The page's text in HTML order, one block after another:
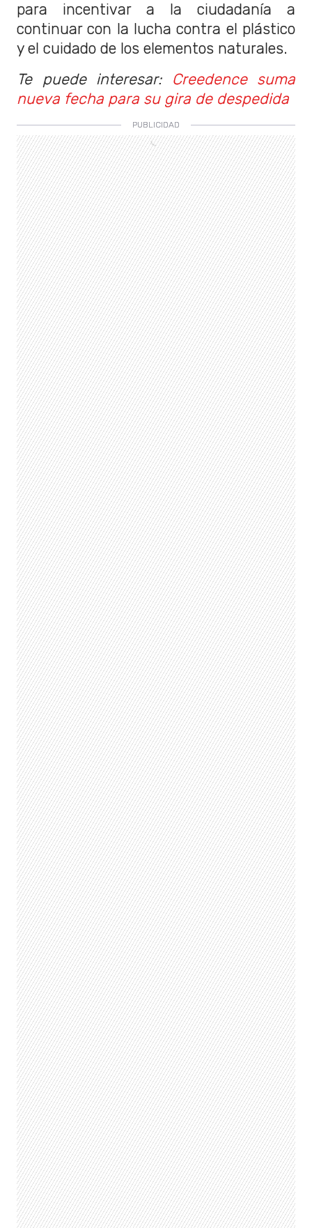
para incentivar a la ciudadanía a
continuar con la lucha contra el plástico
y el cuidado de los elementos naturales.
Te puede interesar: Creedence suma
nueva fecha para su gira de despedida